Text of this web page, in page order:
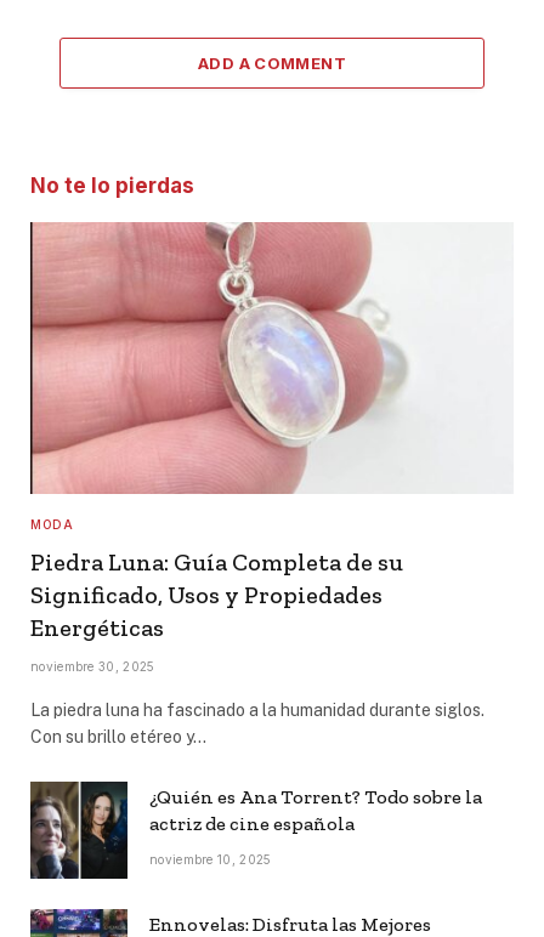
ADD A COMMENT
No te lo pierdas
MODA
Piedra Luna: Guía Completa de su
Significado, Usos y Propiedades
Energéticas
noviembre 30, 2025
La piedra luna ha fascinado a la humanidad durante siglos.
Con su brillo etéreo y…
¿Quién es Ana Torrent? Todo sobre la
actriz de cine española
noviembre 10, 2025
Ennovelas: Disfruta las Mejores